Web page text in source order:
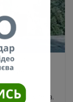
было
Киева 1959
летия Киева.